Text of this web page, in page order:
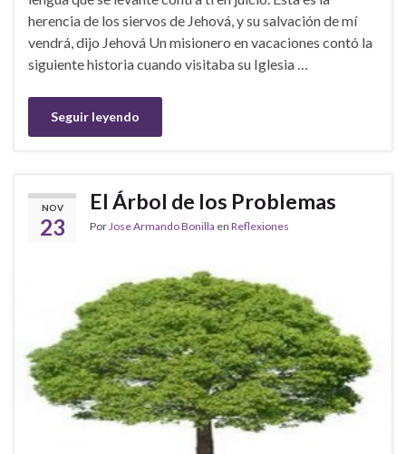
herencia de los siervos de Jehová, y su salvación de mí
vendrá, dijo Jehová Un misionero en vacaciones contó la
siguiente historia cuando visitaba su Iglesia …
Seguir leyendo
NOV
23
El Árbol de los Problemas
Por Jose Armando Bonilla en Reflexiones